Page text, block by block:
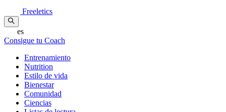
Freeletics
es
Consigue tu Coach
Entrenamiento
Nutrition
Estilo de vida
Bienestar
Comunidad
Ciencias